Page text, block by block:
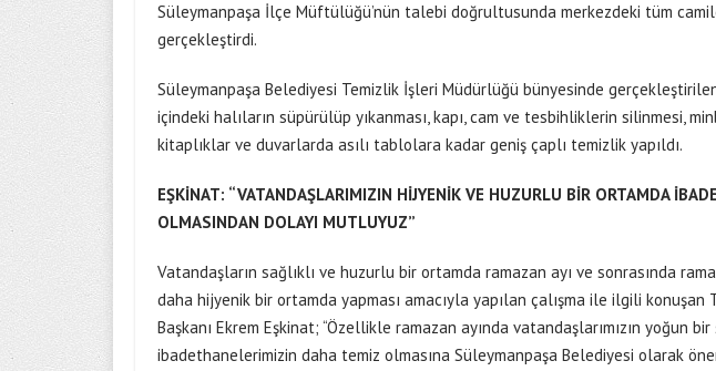
Süleymanpaşa İlçe Müftülüğü’nün talebi doğrultusunda merkezdeki tüm
gerçekleştirdi.
Süleymanpaşa Belediyesi Temizlik İşleri Müdürlüğü bünyesinde
içindeki halıların süpürülüp yıkanması, kapı, cam ve tesbihliklerin silinmesi,
kitaplıklar ve duvarlarda asılı tablolara kadar geniş çaplı temizlik yapıldı.
EŞKİNAT: “VATANDAŞLARIMIZIN HİJYENİK VE HUZURLU BİR ORTAMDA
OLMASINDAN DOLAYI MUTLUYUZ”
Vatandaşların sağlıklı ve huzurlu bir ortamda ramazan ayı ve sonrasında
daha hijyenik bir ortamda yapması amacıyla yapılan çalışma ile ilgili konuşan
Başkanı Ekrem Eşkinat; “Özellikle ramazan ayında vatandaşlarımızın yoğun
ibadethanelerimizin daha temiz olmasına Süleymanpaşa Belediyesi olarak